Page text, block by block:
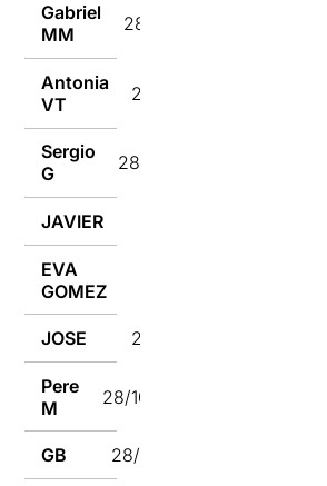
Gabriel
MM
28/10/2024
Antonia
VT
28/10/2024
Sergio
G
28/10/2024
JAVIER
EVA
GOMEZ
JOSE 28/10/2024
Pere
M
28/10/2024
GB 28/10/2024